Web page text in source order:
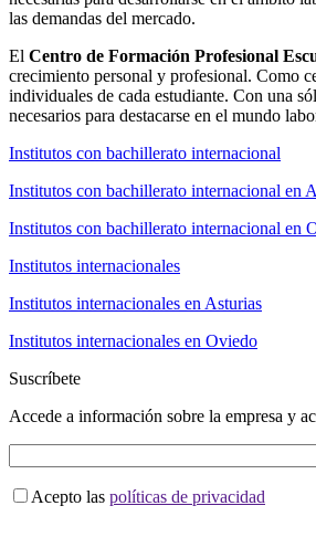
las demandas del mercado.
El Centro de Formación Profesional
crecimiento personal y profesional. Como
individuales de cada estudiante. Con una
necesarios para destacarse en el mundo
Institutos con bachillerato internacional
Institutos con bachillerato internacional en
Institutos con bachillerato internacional en
Institutos internacionales
Institutos internacionales en Asturias
Institutos internacionales en Oviedo
Suscríbete
Accede a información sobre la empresa y
Acepto las políticas de privacidad